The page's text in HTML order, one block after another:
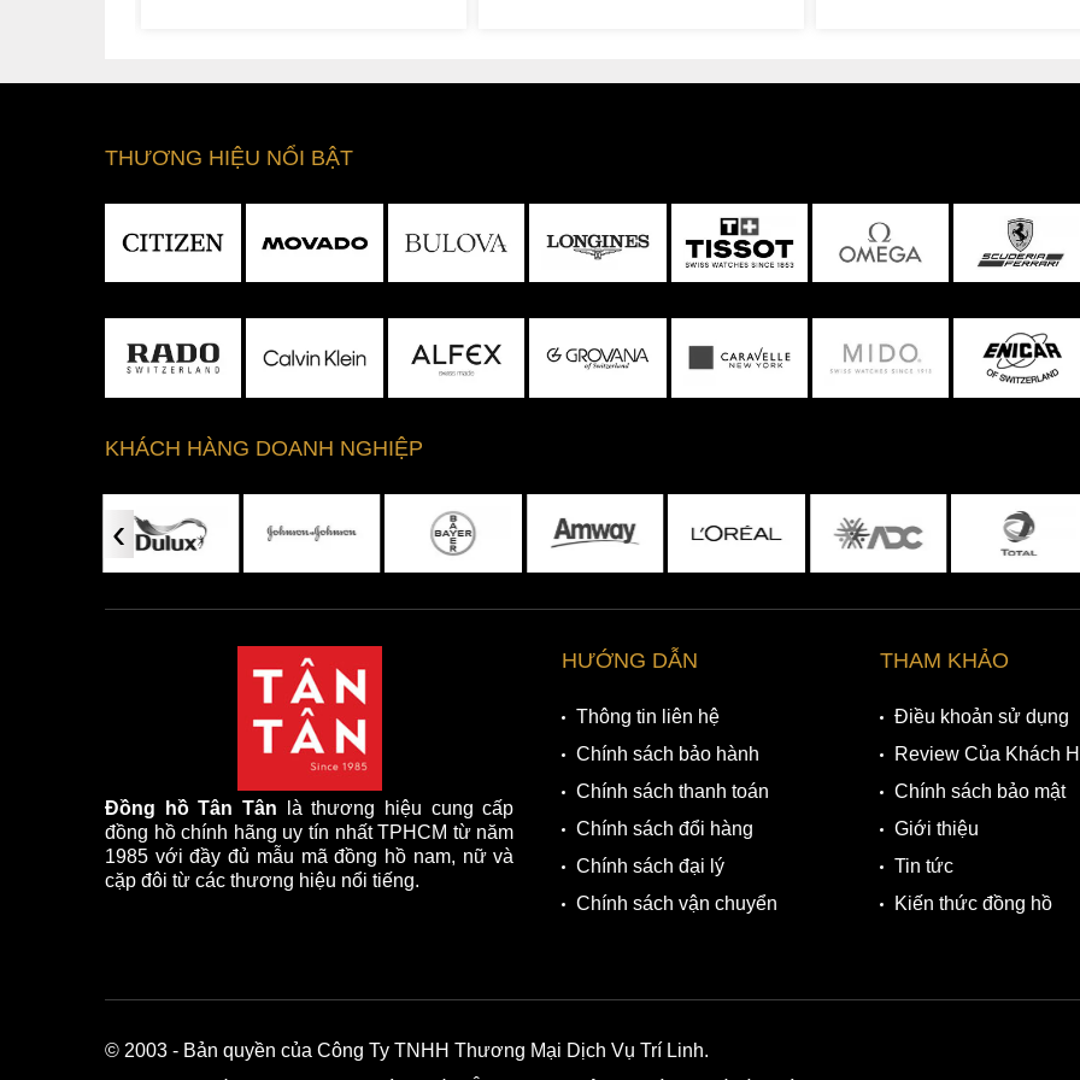
THƯƠNG HIỆU NỔI BẬT
KHÁCH HÀNG DOANH NGHIỆP
‹
Đồng hồ Tân Tân là thương hiệu cung cấp
đồng hồ chính hãng uy tín nhất TPHCM từ năm
1985 với đầy đủ mẫu mã đồng hồ nam, nữ và
cặp đôi từ các thương hiệu nổi tiếng.
HƯỚNG DẪN
Thông tin liên hệ
Chính sách bảo hành
Chính sách thanh toán
Chính sách đổi hàng
Chính sách đại lý
Chính sách vận chuyển
THAM KHẢO
Điều khoản sử dụng
Review Của Khách
Chính sách bảo mật
Giới thiệu
Tin tức
Kiến thức đồng hồ
© 2003 - Bản quyền của Công Ty TNHH Thương Mại Dịch Vụ Trí Linh.